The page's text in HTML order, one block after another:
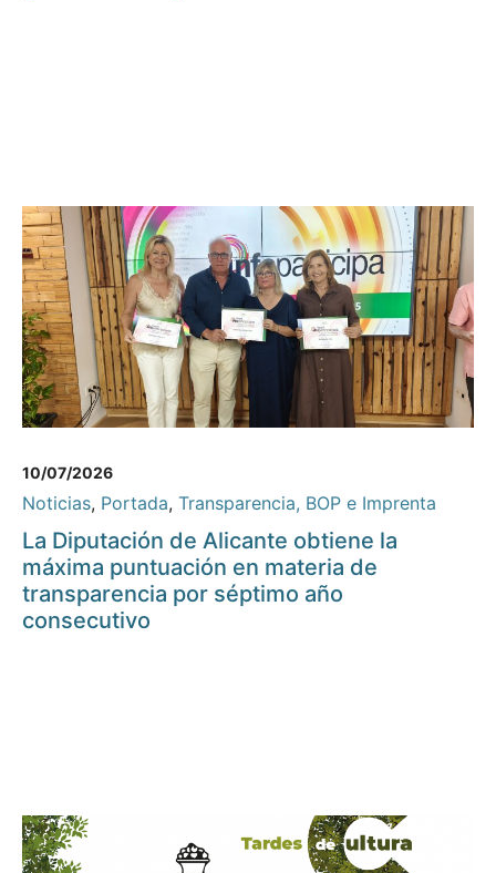
10/07/2026
Noticias, Portada, Transparencia, BOP e Imprenta
La Diputación de Alicante obtiene la
máxima puntuación en materia de
transparencia por séptimo año
consecutivo